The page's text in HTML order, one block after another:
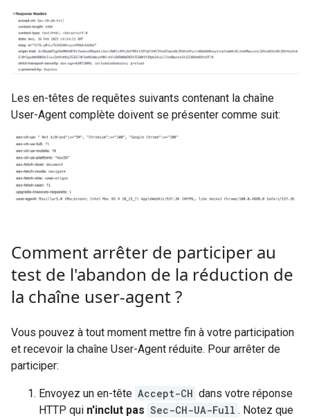
Les en-têtes de requêtes suivants contenant la chaîne
User-Agent complète doivent se présenter comme suit:
Comment arrêter de participer au
test de l'abandon de la réduction de
la chaîne user-agent ?
Vous pouvez à tout moment mettre fin à votre participation
et recevoir la chaîne User-Agent réduite. Pour arrêter de
participer:
Envoyez un en-tête Accept-CH dans votre réponse
HTTP qui n'inclut pas Sec-CH-UA-Full . Notez que